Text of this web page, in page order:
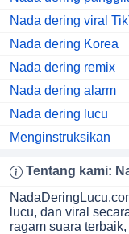
Nada dering viral
Nada dering Korea
Nada dering remix
Nada dering alarm
Nada dering lucu
Menginstruksikan
Tentang kami:
lucu, dan viral
ragam suara